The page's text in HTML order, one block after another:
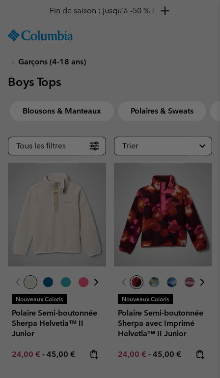
TO
SKIP
MAIN
NAV
SKIP
Remise de 10 % à saisir
Garçons (4-18 ans)
Boys Tops
Blousons & Manteaux Polaires & Sweats
Tous les filtres Trier
Nouveaux Coloris
Polaire Semi-boutonnée
Sherpa Helvetia™ II
Junior
Minimum sale price:
24,00 € - Maximum price:
45,00 €
Nouveaux Coloris
Polaire Semi-boutonnée
Sherpa avec Imprimé
Helvetia™ II Junior
Minimum sale price:
24,00 € - Maximum price:
45,00 €